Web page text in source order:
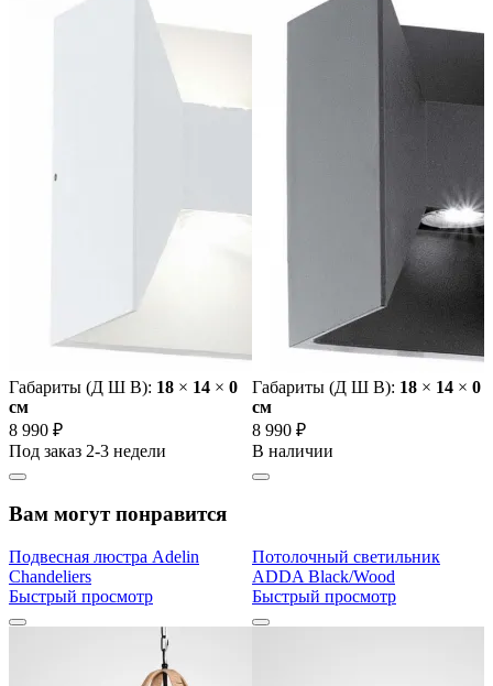
Габариты (Д Ш В): 18 × 14 × 0
cм
8 990 ₽
Под заказ 2-3 недели
Габариты (Д Ш В): 18 × 14 × 0
cм
8 990 ₽
В наличии
Вам могут понравится
Подвесная люстра Adelin
Chandeliers
Быстрый просмотр
Потолочный светильник
ADDA Black/Wood
Быстрый просмотр